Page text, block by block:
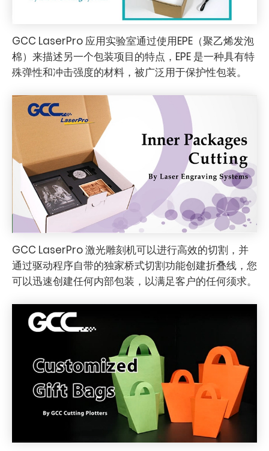
GCC LaserPro 应用实验室通过使用EPE（聚乙烯发泡
棉）来描述另一个包装项目的特点，EPE 是一种具有特
殊弹性和冲击强度的材料，被广泛用于保护性包装。
GCC LaserPro 激光雕刻机可以进行高效的切割，并
通过驱动程序自带的独家桥式切割功能创建折叠线，您
可以迅速创建任何内部包装，以满足客户的任何须求。